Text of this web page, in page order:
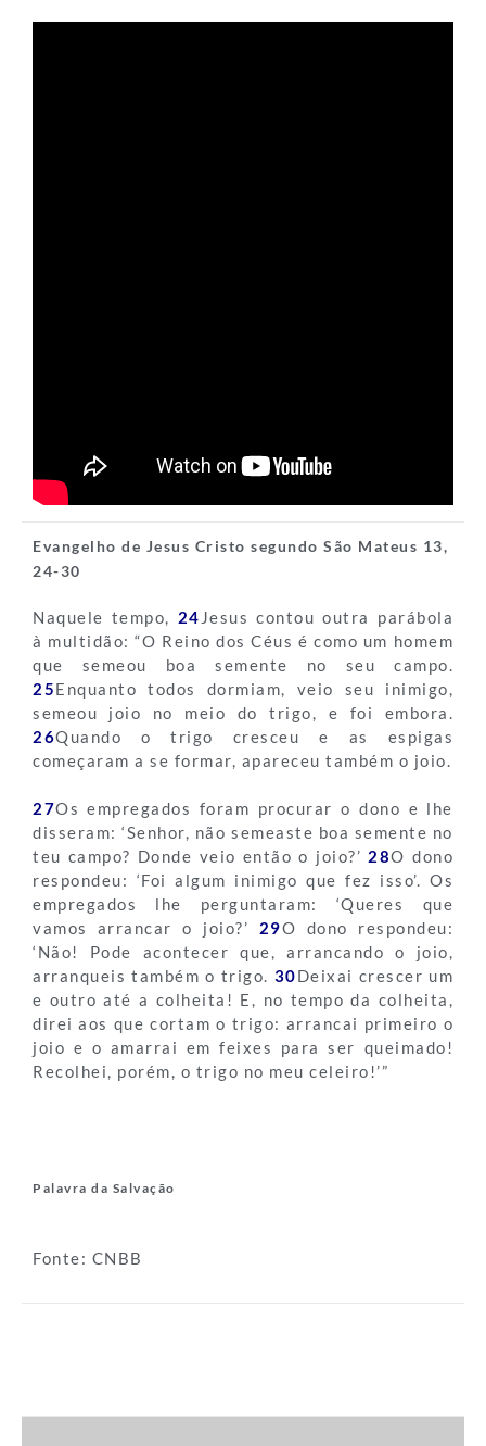
Evangelho de Jesus Cristo segundo São Mateus 13,
24-30
Naquele tempo, 24 Jesus contou outra parábola
à multidão: “O Reino dos Céus é como um homem
que semeou boa semente no seu campo.
25Enquanto todos dormiam, veio seu inimigo,
semeou joio no meio do trigo, e foi embora.
26Quando o trigo cresceu e as espigas
começaram a se formar, apareceu também o joio.
27Os empregados foram procurar o dono e lhe
disseram: ‘Senhor, não semeaste boa semente no
teu campo? Donde veio então o joio?’ 28O dono
respondeu: ‘Foi algum inimigo que fez isso’. Os
empregados lhe perguntaram: ‘Queres que
vamos arrancar o joio?’ 29O dono respondeu:
‘Não! Pode acontecer que, arrancando o joio,
arranqueis também o trigo. 30Deixai crescer um
e outro até a colheita! E, no tempo da colheita,
direi aos que cortam o trigo: arrancai primeiro o
joio e o amarrai em feixes para ser queimado!
Recolhei, porém, o trigo no meu celeiro!’”
Palavra da Salvação
Fonte: CNBB